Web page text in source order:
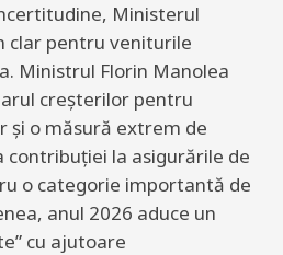
Ministerul
clar pentru veniturile
Ministrul Florin Manolea
creșterilor pentru
și o măsură extrem de
la asigurările de
o categorie importantă de
anul 2026 aduce un
cu ajutoare